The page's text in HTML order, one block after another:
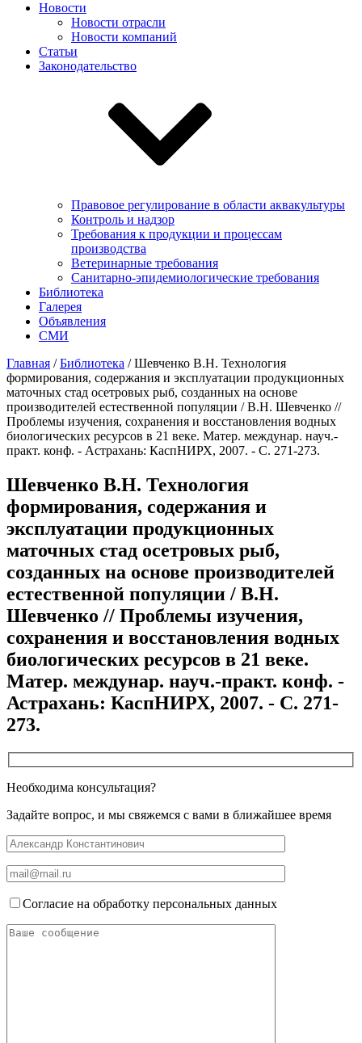
Новости
Новости отрасли
Новости компаний
Статьи
Законодательство
Правовое регулирование в области аквакультуры
Контроль и надзор
Требования к продукции и процессам
производства
Ветеринарные требования
Санитарно-эпидемиологические требования
Библиотека
Галерея
Объявления
СМИ
Главная /Библиотека /Шевченко В.Н. Технология
формирования, содержания и эксплуатации продукционных
маточных стад осетровых рыб, созданных на основе
производителей естественной популяции / В.Н. Шевченко //
Проблемы изучения, сохранения и восстановления водных
биологических ресурсов в 21 веке. Матер. междунар. науч.-
практ. конф. - Астрахань: КаспНИРХ, 2007. - С. 271-273.
Шевченко В.Н. Технология
формирования, содержания и
эксплуатации продукционных
маточных стад осетровых рыб,
созданных на основе производителей
естественной популяции / В.Н.
Шевченко // Проблемы изучения,
сохранения и восстановления водных
биологических ресурсов в 21 веке.
Матер. междунар. науч.-практ. конф. -
Астрахань: КаспНИРХ, 2007. - С. 271-
273.
Необходима консультация?
Задайте вопрос, и мы свяжемся с вами в ближайшее время
Согласие на обработку персональных данных